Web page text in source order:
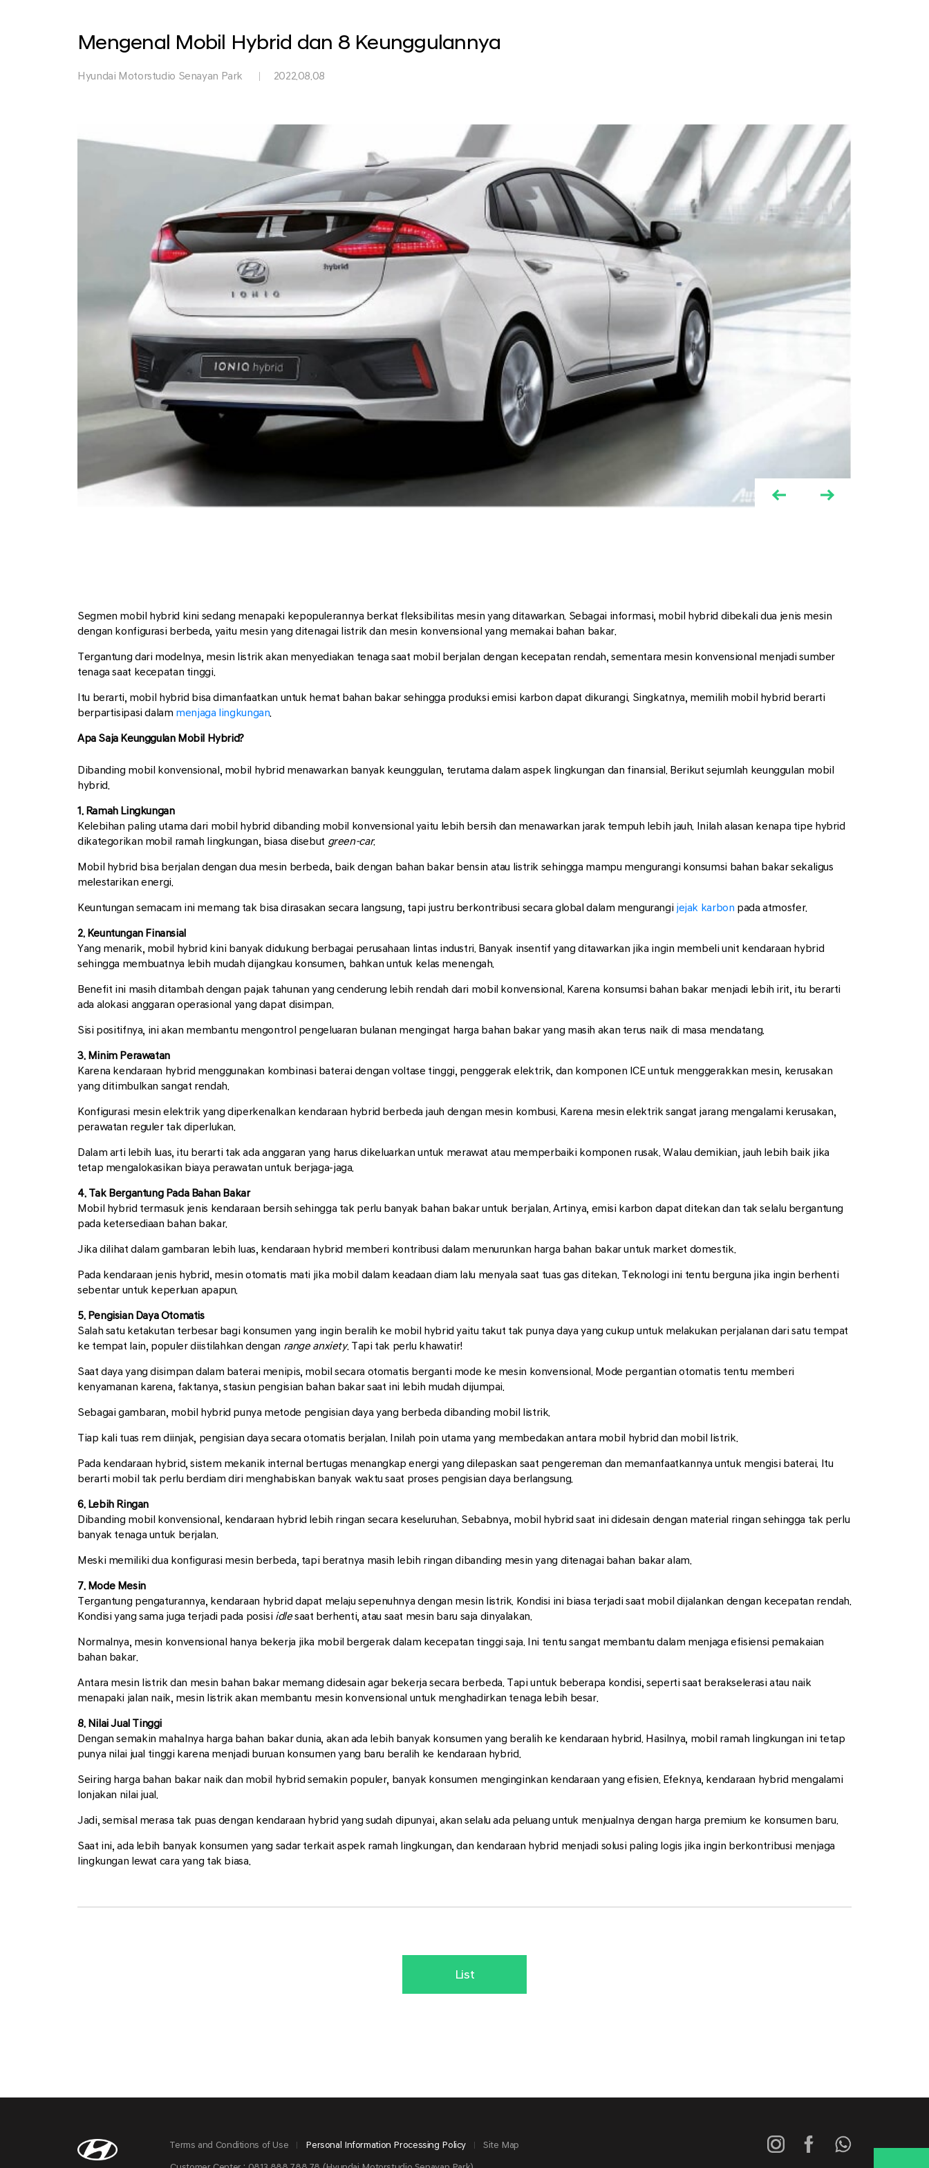
Mengenal Mobil Hybrid dan 8 Keunggulannya
Hyundai Motorstudio Senayan Park 2022.08.08
Segmen mobil hybrid kini sedang menapaki kepopulerannya berkat fleksibilitas mesin yang ditawarkan. Sebagai informasi, mobil hybrid dibekali dua jenis mesin
dengan konfigurasi berbeda, yaitu mesin yang ditenagai listrik dan mesin konvensional yang memakai bahan bakar.
Tergantung dari modelnya, mesin listrik akan menyediakan tenaga saat mobil berjalan dengan kecepatan rendah, sementara mesin konvensional menjadi sumber
tenaga saat kecepatan tinggi.
Itu berarti, mobil hybrid bisa dimanfaatkan untuk hemat bahan bakar sehingga produksi emisi karbon dapat dikurangi. Singkatnya, memilih mobil hybrid berarti
berpartisipasi dalam menjaga lingkungan
Apa Saja Keunggulan Mobil Hybrid?
Dibanding mobil konvensional, mobil hybrid menawarkan banyak keunggulan, terutama dalam aspek lingkungan dan finansial. Berikut sejumlah keunggulan mobil
hybrid.
1. Ramah Lingkungan
Kelebihan paling utama dari mobil hybrid dibanding mobil konvensional yaitu lebih bersih dan menawarkan jarak tempuh lebih jauh. Inilah alasan kenapa tipe hybrid
dikategorikan mobil ramah lingkungan, biasa disebut green-car.
Mobil hybrid bisa berjalan dengan dua mesin berbeda, baik dengan bahan bakar bensin atau listrik sehingga mampu mengurangi konsumsi bahan bakar sekaligus
melestarikan energi.
Keuntungan semacam ini memang tak bisa dirasakan secara langsung, tapi justru berkontribusi secara global dalam mengurangi jejak karbon pada atmosfer.
2. Keuntungan Finansial
Yang menarik, mobil hybrid kini banyak didukung berbagai perusahaan lintas industri. Banyak insentif yang ditawarkan jika ingin membeli unit kendaraan hybrid
sehingga membuatnya lebih mudah dijangkau konsumen, bahkan untuk kelas menengah.
Benefit ini masih ditambah dengan pajak tahunan yang cenderung lebih rendah dari mobil konvensional. Karena konsumsi bahan bakar menjadi lebih irit, itu berarti
ada alokasi anggaran operasional yang dapat disimpan.
Sisi positifnya, ini akan membantu mengontrol pengeluaran bulanan mengingat harga bahan bakar yang masih akan terus naik di masa mendatang.
3. Minim Perawatan
Karena kendaraan hybrid menggunakan kombinasi baterai dengan voltase tinggi, penggerak elektrik, dan komponen ICE untuk menggerakkan mesin, kerusakan
yang ditimbulkan sangat rendah.
Konfigurasi mesin elektrik yang diperkenalkan kendaraan hybrid berbeda jauh dengan mesin kombusi. Karena mesin elektrik sangat jarang mengalami kerusakan,
perawatan reguler tak diperlukan.
Dalam arti lebih luas, itu berarti tak ada anggaran yang harus dikeluarkan untuk merawat atau memperbaiki komponen rusak. Walau demikian, jauh lebih baik jika
tetap mengalokasikan biaya perawatan untuk berjaga-jaga.
4. Tak Bergantung Pada Bahan Bakar
Mobil hybrid termasuk jenis kendaraan bersih sehingga tak perlu banyak bahan bakar untuk berjalan. Artinya, emisi karbon dapat ditekan dan tak selalu bergantung
pada ketersediaan bahan bakar.
Jika dilihat dalam gambaran lebih luas, kendaraan hybrid memberi kontribusi dalam menurunkan harga bahan bakar untuk market domestik.
Pada kendaraan jenis hybrid, mesin otomatis mati jika mobil dalam keadaan diam lalu menyala saat tuas gas ditekan. Teknologi ini tentu berguna jika ingin berhenti
sebentar untuk keperluan apapun.
5. Pengisian Daya Otomatis
Salah satu ketakutan terbesar bagi konsumen yang ingin beralih ke mobil hybrid yaitu takut tak punya daya yang cukup untuk melakukan perjalanan dari satu tempat
ke tempat lain, populer diistilahkan dengan range anxiety. Tapi tak perlu khawatir!
Saat daya yang disimpan dalam baterai menipis, mobil secara otomatis berganti mode ke mesin konvensional. Mode pergantian otomatis tentu memberi
kenyamanan karena, faktanya, stasiun pengisian bahan bakar saat ini lebih mudah dijumpai.
Sebagai gambaran, mobil hybrid punya metode pengisian daya yang berbeda dibanding mobil listrik.
Tiap kali tuas rem diinjak, pengisian daya secara otomatis berjalan. Inilah poin utama yang membedakan antara mobil hybrid dan mobil listrik.
Pada kendaraan hybrid, sistem mekanik internal bertugas menangkap energi yang dilepaskan saat pengereman dan memanfaatkannya untuk mengisi baterai. Itu
berarti mobil tak perlu berdiam diri menghabiskan banyak waktu saat proses pengisian daya berlangsung.
6. Lebih Ringan
Dibanding mobil konvensional, kendaraan hybrid lebih ringan secara keseluruhan. Sebabnya, mobil hybrid saat ini didesain dengan material ringan sehingga tak perlu
banyak tenaga untuk berjalan.
Meski memiliki dua konfigurasi mesin berbeda, tapi beratnya masih lebih ringan dibanding mesin yang ditenagai bahan bakar alam.
7. Mode Mesin
Tergantung pengaturannya, kendaraan hybrid dapat melaju sepenuhnya dengan mesin listrik. Kondisi ini biasa terjadi saat mobil dijalankan dengan kecepatan rendah.
Kondisi yang sama juga terjadi pada posisi idlesaat berhenti, atau saat mesin baru saja dinyalakan.
Normalnya, mesin konvensional hanya bekerja jika mobil bergerak dalam kecepatan tinggi saja. Ini tentu sangat membantu dalam menjaga efisiensi pemakaian
bahan bakar.
Antara mesin listrik dan mesin bahan bakar memang didesain agar bekerja secara berbeda. Tapi untuk beberapa kondisi, seperti saat berakselerasi atau naik
menapaki jalan naik, mesin listrik akan membantu mesin konvensional untuk menghadirkan tenaga lebih besar.
8. Nilai Jual Tinggi
Dengan semakin mahalnya harga bahan bakar dunia, akan ada lebih banyak konsumen yang beralih ke kendaraan hybrid. Hasilnya, mobil ramah lingkungan ini tetap
punya nilai jual tinggi karena menjadi buruan konsumen yang baru beralih ke kendaraan hybrid.
Seiring harga bahan bakar naik dan mobil hybrid semakin populer, banyak konsumen menginginkan kendaraan yang efisien. Efeknya, kendaraan hybrid mengalami
lonjakan nilai jual.
Jadi, semisal merasa tak puas dengan kendaraan hybrid yang sudah dipunyai, akan selalu ada peluang untuk menjualnya dengan harga premium ke konsumen baru.
Saat ini, ada lebih banyak konsumen yang sadar terkait aspek ramah lingkungan, dan kendaraan hybrid menjadi solusi paling logis jika ingin berkontribusi menjaga
lingkungan lewat cara yang tak biasa.
List
Terms and Conditions of Use Personal Information Processing Policy
Site Map